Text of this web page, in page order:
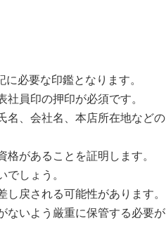
必要な印鑑となります。
員印の押印が必須です。
名、会社名、本店所在地などの
があることを証明します。
しょう。
戻される可能性があります。
ないよう厳重に保管する必要が